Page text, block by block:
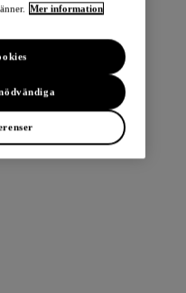
Mer information